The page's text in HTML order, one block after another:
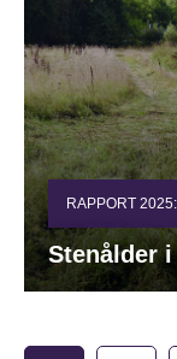
RAPPORT
Stenålder